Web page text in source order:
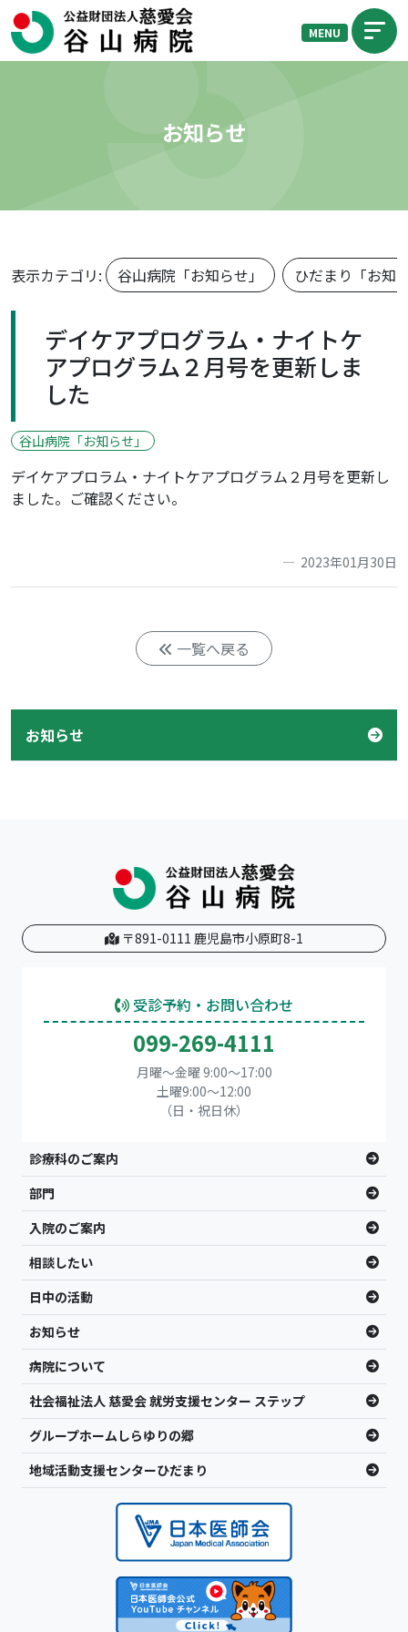
MENU
お知らせ
表示カテゴリ: 谷山病院「お知らせ」 ひだまり「お知
デイケアプログラム・ナイトケ
アプログラム２月号を更新しま
した
谷山病院「お知らせ」
デイケアプロラム・ナイトケアプログラム２月号を更新し
ました。ご確認ください。
2023年01月30日
一覧へ戻る
お知らせ
〒891-0111 鹿児島市小原町8-1
受診予約・お問い合わせ
099-269-4111
月曜～金曜 9:00～17:00
土曜9:00〜12:00
（日・祝日休）
診療科のご案内
部門
入院のご案内
相談したい
日中の活動
お知らせ
病院について
社会福祉法人 慈愛会 就労支援センター ステップ
グループホームしらゆりの郷
地域活動支援センターひだまり